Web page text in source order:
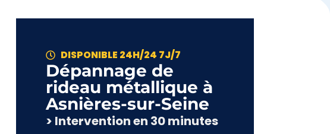
DISPONIBLE 24H/24 7J/7
Dépannage de
rideau métallique à
Asnières-sur-Seine
> Intervention en 30 minutes